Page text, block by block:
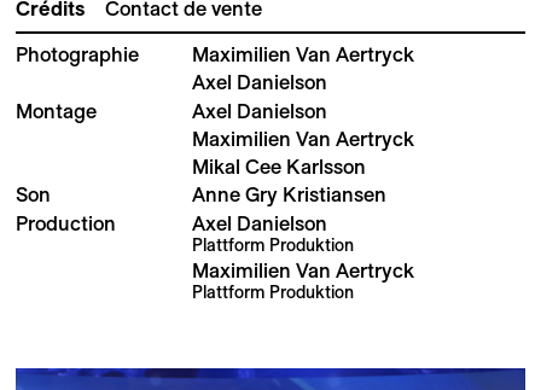
Crédits Contact de vente
Photographie
Maximilien Van Aertryck
Axel Danielson
Montage
Axel Danielson
Maximilien Van Aertryck
Mikal Cee Karlsson
Son
Anne Gry Kristiansen
Production
Axel Danielson
Plattform Produktion
Maximilien Van Aertryck
Plattform Produktion